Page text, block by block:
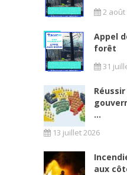
2 août
Appel
forêt
31
...
13 juillet 2026
aux